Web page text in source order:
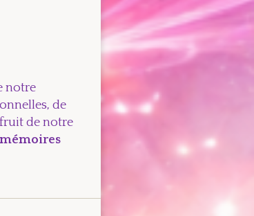
notre
de
de notre
mémoires